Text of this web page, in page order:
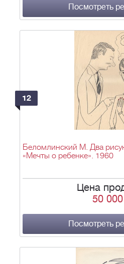
Посмотреть
12
Беломлинский М. Два
«Мечты о ребенке». 1960
Цена
50 000
Посмотреть